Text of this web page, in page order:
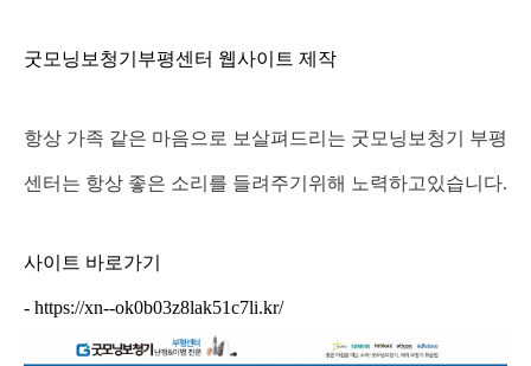
굿모닝보청기부평센터 웹사이트 제작
항상 가족 같은 마음으로 보살펴드리는 굿모닝보청기 부평
센터는 항상 좋은 소리를 들려주기위해 노력하고있습니다.
사이트 바로가기
- https://xn--ok0b03z8lak51c7li.kr/